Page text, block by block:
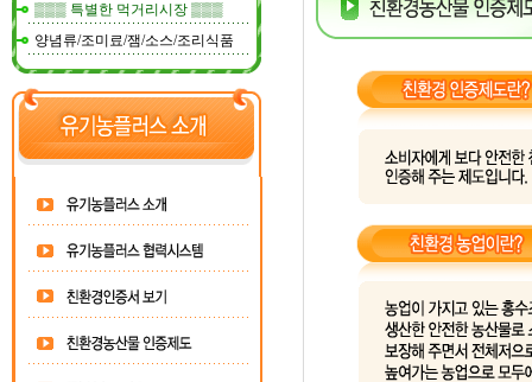
▒▒▒ 특별한 먹거리시장 ▒▒▒
양념류/조미료/잼/소스/조리식품